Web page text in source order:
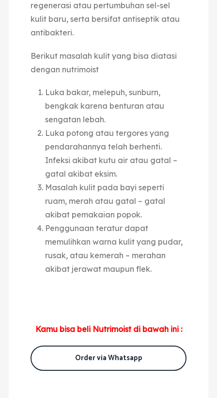
regenerasi atau pertumbuhan sel-sel
kulit baru, serta bersifat antiseptik atau
antibakteri.
Berikut masalah kulit yang bisa diatasi
dengan nutrimoist
Luka bakar, melepuh, sunburn,
bengkak karena benturan atau
sengatan lebah.
Luka potong atau tergores yang
pendarahannya telah berhenti.
Infeksi akibat kutu air atau gatal –
gatal akibat eksim.
Masalah kulit pada bayi seperti
ruam, merah atau gatal – gatal
akibat pemakaian popok.
Penggunaan teratur dapat
memulihkan warna kulit yang pudar,
rusak, atau kemerah – merahan
akibat jerawat maupun flek.
Kamu bisa beli Nutrimoist di bawah ini :
Order via Whatsapp